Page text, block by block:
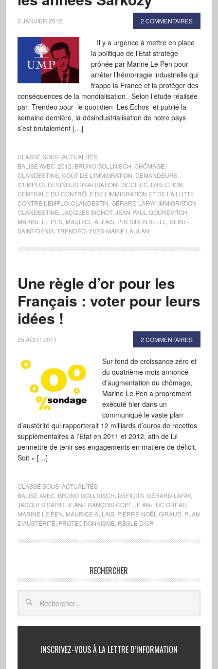
3 JANVIER 2012 2 COMMENTAIRES
Il y a urgence à mettre en place
la politique de l’Etat stratège
prônée par Marine Le Pen pour
arrêter l’hémorragie industrielle qui
frappe la France et la protéger des
conséquences de la mondialisation. Selon l’étude réalisée
par Trendeo pour le quotidien Les Echos et publié la
semaine dernière, la désindustrialisation de notre pays
s’est brutalement […]
CLASSÉ SOUS :ACTUALITÉS
BALISÉ AVEC :2012 BRUNO GOLLNISCH CHÔMAGE
CLANDESTINS, COÛT DE L'IMMIGRATION DEMANDEURS
D'EMPLOI, DÉSINDUSTRIALISATION DICCILEC DIRECTION
CENTRALE DU CONTRÔLE DE L’IMMIGRATION ET DE LA LUTTE
CONTRE L’EMPLOI CLANDESTIN GÉRARD LAFAY, IMMIGRATION
CLANDESTINE JACQUES BICHOT, JEAN-PAUL GOUREVITCH
MARINE LE PEN MAURICE ALLAIS, PRÉSIDENTIELLE SEINE-
SAINT-DENIS, TRENDÉO, YVES-MARIE LAULAN
Une règle d’or pour les
Français : voter pour leurs
idées !
25 AOÛT 2011 2 COMMENTAIRES
Sur fond de croissance zéro et
du quatrième mois annoncé
d’augmentation du chômage,
Marine Le Pen a proprement
exécuté hier dans un
communiqué le vaste plan
d’austérité qui rapporterait 12 milliards d’euros de recettes
supplémentaires à l’Etat en 2011 et 2012, afin de lui
permettre de tenir ses engagements en matière de déficit.
Soit « […]
CLASSÉ SOUS :ACTUALITÉS
BALISÉ AVEC :BRUNO GOLLNISCH DÉFICITS, GÉRARD LAFAY,
JACQUES SAPIR JEAN-FRANÇOIS COPÉ JEAN-LUC GRÉAU
MARINE LE PEN MAURICE ALLAIS, PIERRE-NOËL GIRAUD PLAN
D’AUSTÉRITÉ PROTECTIONNISME RÈGLE D’OR
RECHERCHER
INSCRIVEZ-VOUS À LA LETTRE D’INFORMATION